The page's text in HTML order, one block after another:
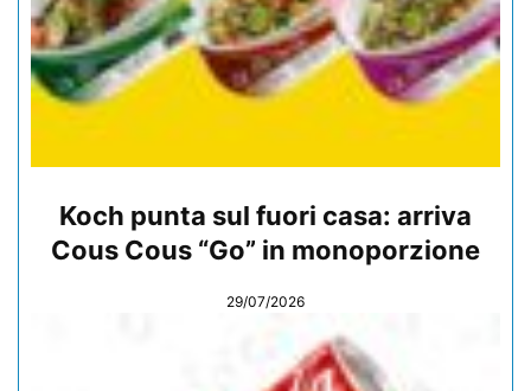
Koch punta sul fuori casa: arriva
Cous Cous “Go” in monoporzione
29/07/2026